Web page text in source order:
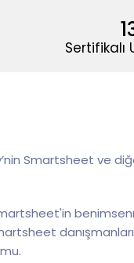
Sertifikalı
Smartsheet ve